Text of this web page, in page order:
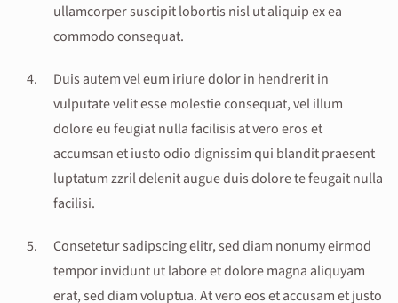
ullamcorper suscipit lobortis nisl ut aliquip ex ea
commodo consequat.
Duis autem vel eum iriure dolor in hendrerit in
vulputate velit esse molestie consequat, vel illum
dolore eu feugiat nulla facilisis at vero eros et
accumsan et iusto odio dignissim qui blandit praesent
luptatum zzril delenit augue duis dolore te feugait nulla
facilisi.
Consetetur sadipscing elitr, sed diam nonumy eirmod
tempor invidunt ut labore et dolore magna aliquyam
erat, sed diam voluptua. At vero eos et accusam et justo